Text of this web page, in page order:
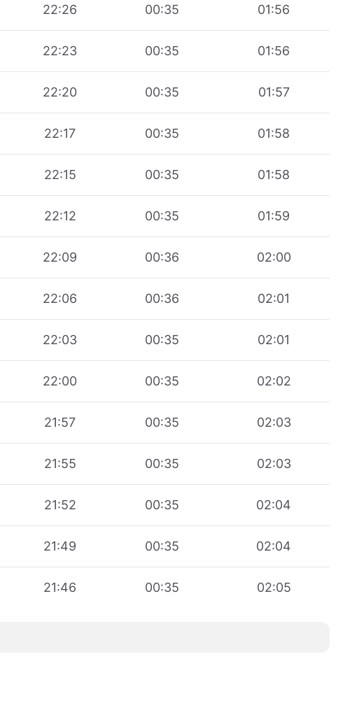
22:26 00:35 01:56
22:23 00:35 01:56
22:20 00:35 01:57
22:17 00:35 01:58
22:15 00:35 01:58
22:12 00:35 01:59
22:09 00:36 02:00
22:06 00:36 02:01
22:03 00:35 02:01
22:00 00:35 02:02
21:57 00:35 02:03
21:55 00:35 02:03
21:52 00:35 02:04
21:49 00:35 02:04
21:46 00:35 02:05